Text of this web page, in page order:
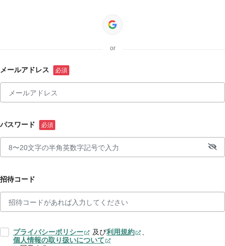
or
メールアドレス
パスワード
招待コード
プライバシーポリシー 及び利用規約
、
個人情報の取り扱いについて